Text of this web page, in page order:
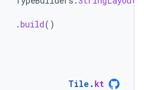
.build()
Tile . kt